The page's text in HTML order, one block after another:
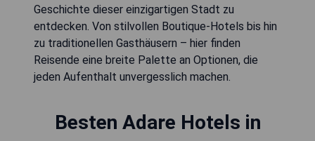
Geschichte dieser einzigartigen Stadt zu
entdecken. Von stilvollen Boutique-Hotels bis hin
zu traditionellen Gasthäusern – hier finden
Reisende eine breite Palette an Optionen, die
jeden Aufenthalt unvergesslich machen.
Besten Adare Hotels in